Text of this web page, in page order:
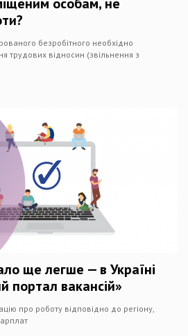
безробітного необхідно
трудових відносин (звільнення з
ще легше — в Україні
портал вакансій»
про роботу відповідно до регіону,